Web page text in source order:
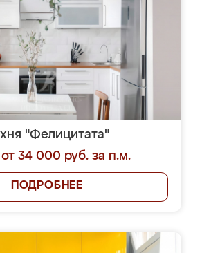
"Фелицитата"
34 000 руб. за п.м.
ПОДРОБНЕЕ